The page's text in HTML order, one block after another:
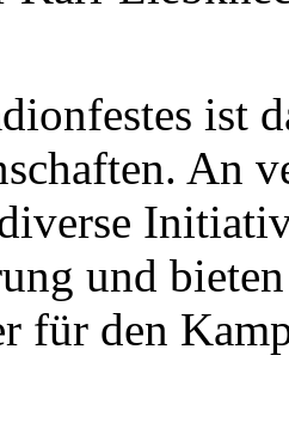
ist
An
und
für den